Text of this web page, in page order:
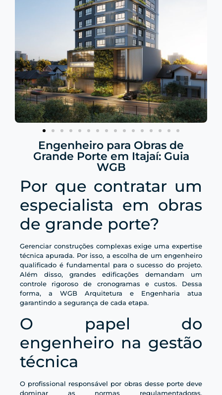
Engenheiro para Obras de
Grande Porte em Itajaí: Guia
WGB
Por que contratar um
especialista em obras
de grande porte?
Gerenciar construções complexas exige uma expertise
técnica apurada. Por isso, a escolha de um engenheiro
qualificado é fundamental para o sucesso do projeto.
Além disso, grandes edificações demandam um
controle rigoroso de cronogramas e custos. Dessa
forma, a WGB Arquitetura e Engenharia atua
garantindo a segurança de cada etapa.
O papel do
engenheiro na gestão
técnica
O profissional responsável por obras desse porte deve
dominar as normas regulamentadoras.